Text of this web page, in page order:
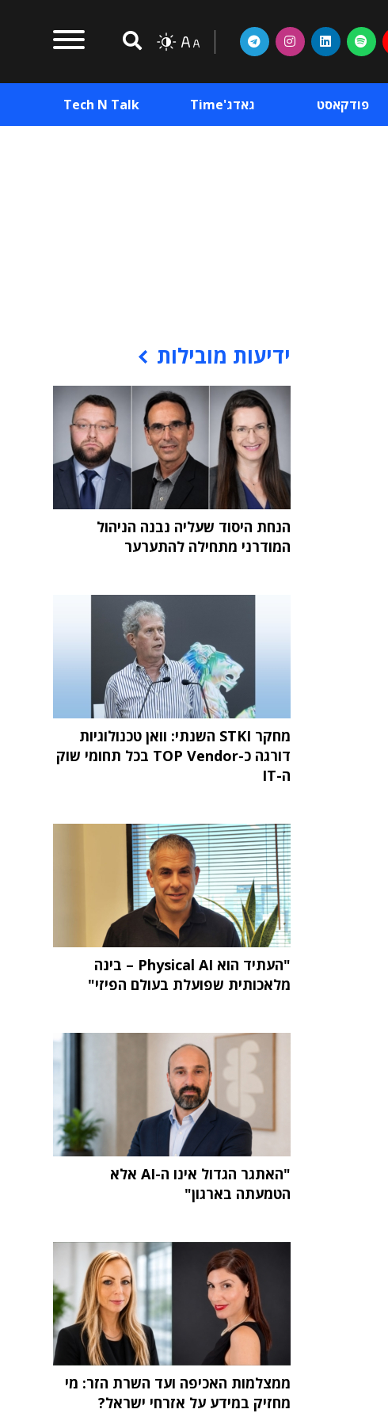
פודקאסט גאדג'Time Tech N Talk
ידיעות מובילות
הנחת היסוד שעליה נבנה הניהול
המודרני מתחילה להתערער
מחקר STKI השנתי: וואן טכנולוגיות
דורגה כ-TOP Vendor בכל תחומי שוק
ה-IT
"העתיד הוא Physical AI – בינה
מלאכותית שפועלת בעולם הפיזי"
"האתגר הגדול אינו ה-AI אלא
הטמעתה בארגון"
ממצלמות האכיפה ועד השרת הזר: מי
מחזיק במידע על אזרחי ישראל?